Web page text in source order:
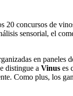
20 concursos de
sensorial, el
en paneles
distingue a Vinus es
Como plus, los